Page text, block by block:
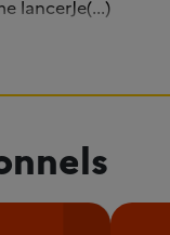
lancerJe(...)